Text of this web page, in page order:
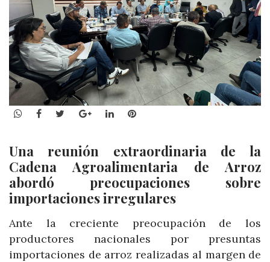
WhatsApp
Facebook
TwitterGoogle+LinkedInPinterest
Una reunión extraordinaria de la
Cadena Agroalimentaria de Arroz
abordó preocupaciones sobre
importaciones irregulares
Ante la creciente preocupación de los
productores nacionales por presuntas
importaciones de arroz realizadas al margen de